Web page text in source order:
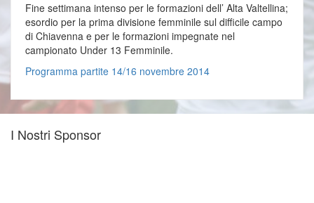
Fine settimana intenso per le formazioni dell’ Alta Valtellina;
esordio per la prima divisione femminile sul difficile campo
di Chiavenna e per le formazioni impegnate nel
campionato Under 13 Femminile.
Programma partite 14/16 novembre 2014
I Nostri Sponsor